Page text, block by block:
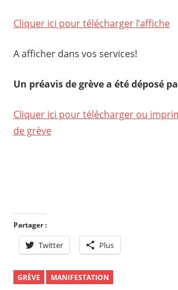
Cliquer ici pour télécharger l’affiche
A afficher dans vos services!
Un préavis de grève a été déposé
Cliquer ici pour télécharger ou
de grève
Partager :
Twitter Plus
GRÈVE MANIFESTATION